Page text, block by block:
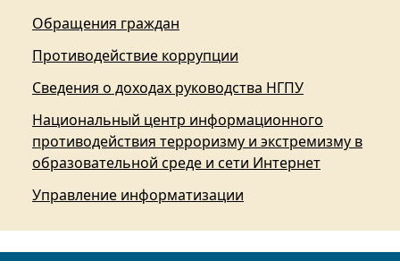
Обращения граждан
Противодействие коррупции
Сведения о доходах руководства НГПУ
Национальный центр информационного
противодействия терроризму и экстремизму в
образовательной среде и сети Интернет
Управление информатизации